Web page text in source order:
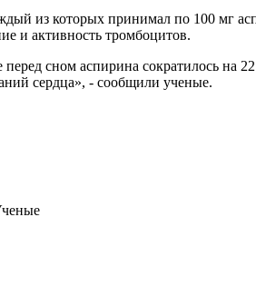
из которых принимал по 100 мг
и активность тромбоцитов.
сном аспирина сократилось на
сердца», - сообщили ученые.